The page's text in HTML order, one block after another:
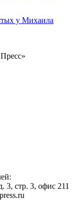
у Михаила
3, стр. 3, офис 211